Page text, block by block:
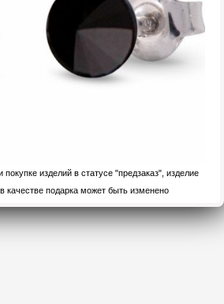
покупке изделий в статусе "предзаказ", изделие
качестве подарка может быть изменено